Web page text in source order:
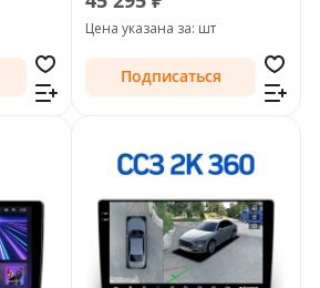
Цена указана за: шт
Подписаться